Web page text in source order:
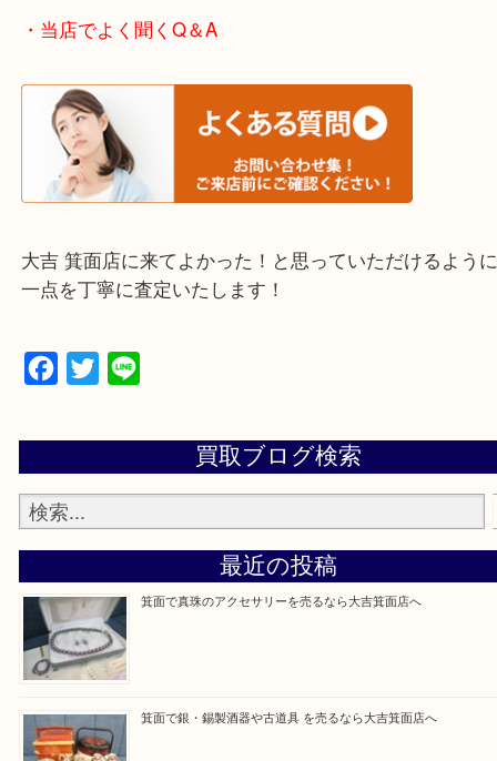
・エリア紹介
※下記エリアはご依頼が多いエリアです。
箕面市・池田市・吹田市
豊中市・茨木市・尼崎市
千里中央・北千里・南千里
・当店でよく聞くQ＆A
大吉 箕面店に来てよかった！と思っていただける